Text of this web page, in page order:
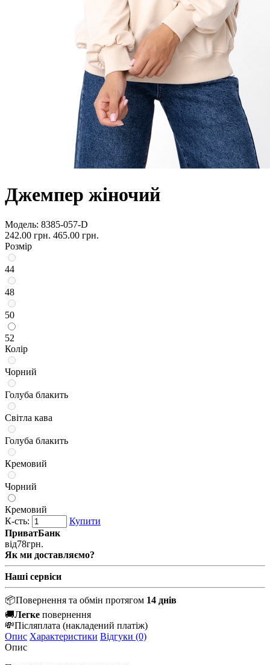
Джемпер жіночий
Модель: 8385-057-D
242.00 грн. 465.00 грн.
Розмір
44
48
50
52
Колір
Чорний
Голуба блакить
Світла кава
Голуба блакить
Кремовий
Чорний
Кремовий
К-сть:
Купити
ПриватБанк
від78грн.
Як ми доставляємо?
Наші сервіси
📦Повернення та обмін протягом 14 днів
🚚Легке повернення
💸Післяплата (накладений платіж)
Опис Характеристики Відгуки (0)
Опис